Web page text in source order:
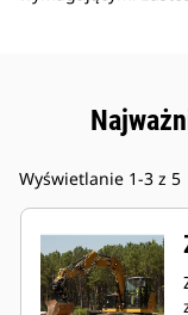
Wyświetlanie 1-3 z 5